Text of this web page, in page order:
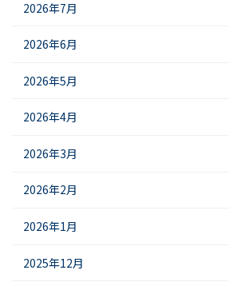
2026年7月
2026年6月
2026年5月
2026年4月
2026年3月
2026年2月
2026年1月
2025年12月